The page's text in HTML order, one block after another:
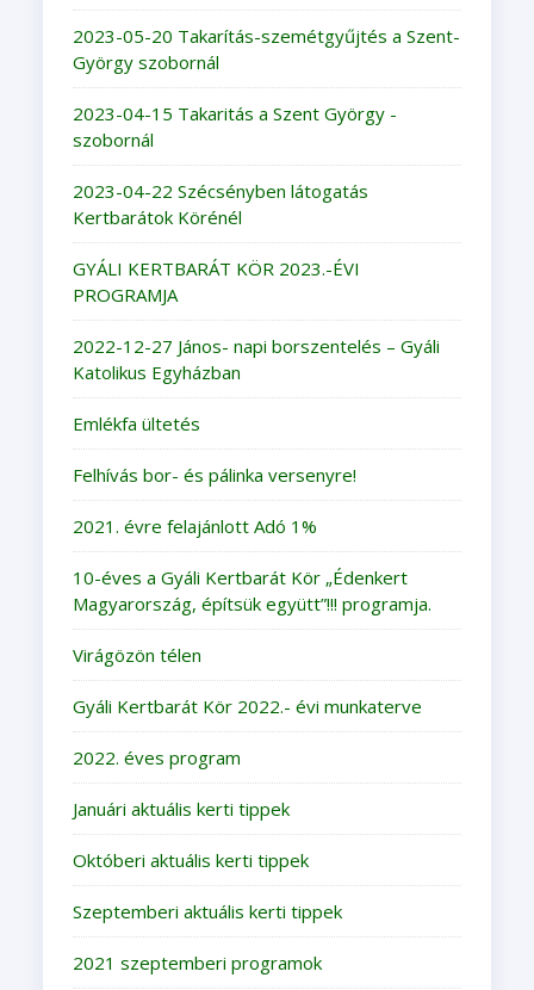
2023-05-20 Takarítás-szemétgyűjtés a Szent-
György szobornál
2023-04-15 Takaritás a Szent György -
szobornál
2023-04-22 Szécsényben látogatás
Kertbarátok Körénél
GYÁLI KERTBARÁT KÖR 2023.-ÉVI
PROGRAMJA
2022-12-27 János- napi borszentelés – Gyáli
Katolikus Egyházban
Emlékfa ültetés
Felhívás bor- és pálinka versenyre!
2021. évre felajánlott Adó 1%
10-éves a Gyáli Kertbarát Kör „Édenkert
Magyarország, építsük együtt”!!! programja.
Virágözön télen
Gyáli Kertbarát Kör 2022.- évi munkaterve
2022. éves program
Januári aktuális kerti tippek
Októberi aktuális kerti tippek
Szeptemberi aktuális kerti tippek
2021 szeptemberi programok